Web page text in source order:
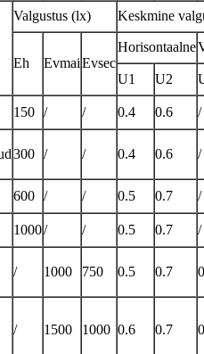
Valgustus (lx) Keskmine
Eh EvmaiEvsec
Horisontaalne
U1 U2
150 / / 0.4 0.6 /
300 / / 0.4 0.6 /
600 / / 0.5 0.7 /
1000/ / 0.5 0.7 /
/ 1000 750 0.5 0.7
/ 1500 1000 0.6 0.7